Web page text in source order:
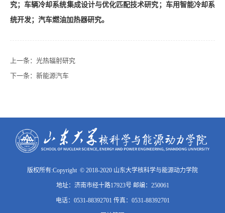
究；车辆冷却系统集成设计与优化匹配技术研究；车用智能冷却系
统开发；汽车燃油加热器研究。
上一条： 光热辐射研究
下一条： 新能源汽车
版权所有:Copyright © 2018-2020 山东大学核科学与能源动力学院
地址：济南市经十路17923号 邮编：250061
电话：0531-88392701 传真：0531-88392701